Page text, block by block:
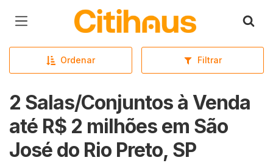
Página inicial
Ordenar Filtrar
2 Salas/Conjuntos à Venda
até R$ 2 milhões em São
José do Rio Preto, SP